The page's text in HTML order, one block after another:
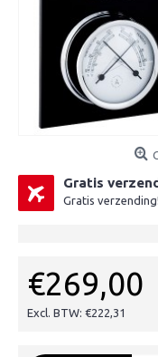
Gratis
Gratis verzending!
€269,00
Excl. BTW: €222,31